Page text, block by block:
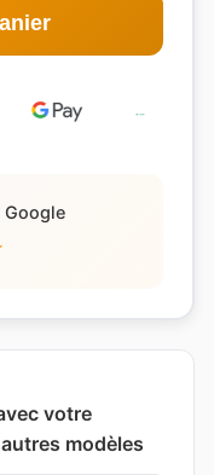
votre
modèles